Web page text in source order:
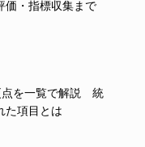
価・指標収集まで
点を一覧で解説 統
た項目とは